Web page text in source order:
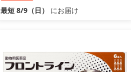
最短 8/9（日） にお届け